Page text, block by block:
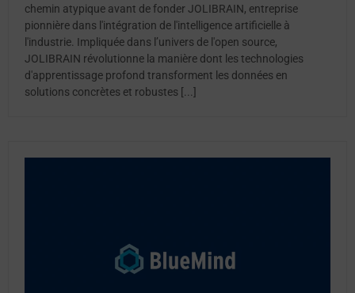
chemin atypique avant de fonder JOLIBRAIN, entreprise
pionnière dans l'intégration de l'intelligence artificielle à
l'industrie. Impliquée dans l’univers de l'open source,
JOLIBRAIN révolutionne la manière dont les technologies
d'apprentissage profond transforment les données en
solutions concrètes et robustes [...]